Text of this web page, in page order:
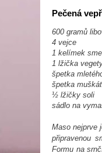
Pečená
600 gramů
4 vejce
1 kelímek
1 lžička
špetka
špetka
½ lžičky soli
sádlo na
Maso nejprve
připravenou
Formu na